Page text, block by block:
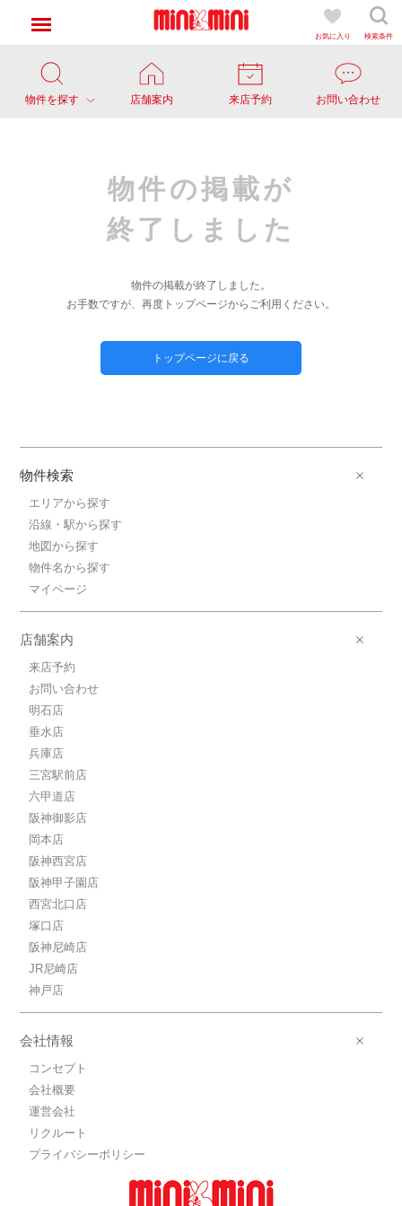
お気に入り 検索条件
物件を探す 店舗案内 来店予約 お問い合わせ
物件の掲載が
終了しました
物件の掲載が終了しました。
お手数ですが、再度トップページからご利用ください。
トップページに戻る
物件検索
エリアから探す
沿線・駅から探す
地図から探す
物件名から探す
マイページ
店舗案内
来店予約
お問い合わせ
明石店
垂水店
兵庫店
三宮駅前店
六甲道店
阪神御影店
岡本店
阪神西宮店
阪神甲子園店
西宮北口店
塚口店
阪神尼崎店
JR尼崎店
神戸店
会社情報
コンセプト
会社概要
運営会社
リクルート
プライバシーポリシー